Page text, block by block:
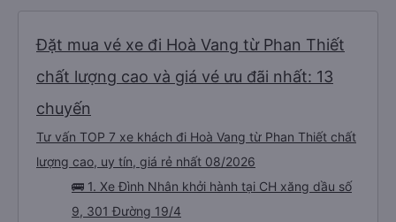
Đặt mua vé xe đi Hoà Vang từ Phan Thiết
chất lượng cao và giá vé ưu đãi nhất: 13
chuyến
Tư vấn TOP 7 xe khách đi Hoà Vang từ Phan Thiết chất
lượng cao, uy tín, giá rẻ nhất 08/2026
🚌 1. Xe Đình Nhân khởi hành tại CH xăng dầu số
9, 301 Đường 19/4